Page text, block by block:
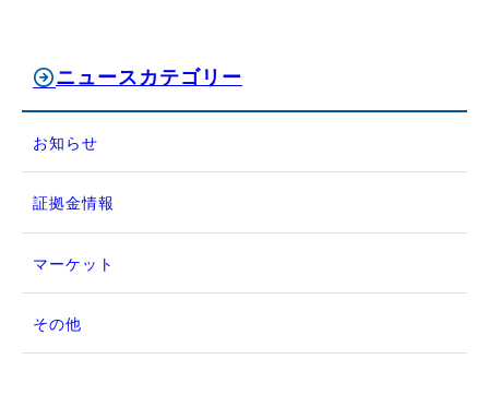
ニュースカテゴリー
お知らせ
証拠金情報
マーケット
その他